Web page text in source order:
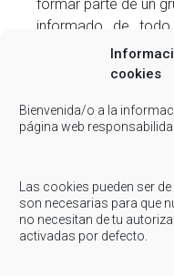
cookies
Bienvenida/o a la
página web
Las cookies pueden ser
son necesarias para que
no necesitan de tu
activadas por defecto.
formar parte de un
informado de
inscripción y todo
Comarca de
cualquier
cabo la actividad o
(ejemplo: nº de gir,
(6)He leído y
(7)Me